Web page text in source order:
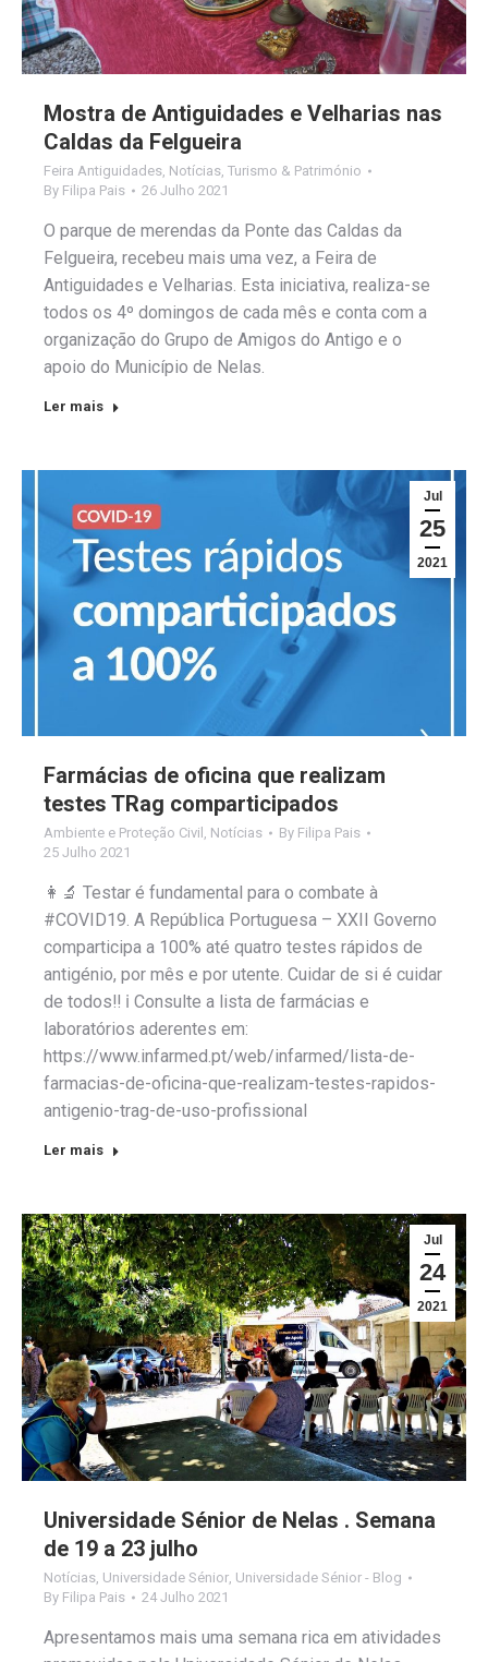
Mostra de Antiguidades e Velharias nas
Caldas da Felgueira
Feira Antiguidades, Notícias, Turismo & Património
By Filipa Pais 26 Julho 2021
O parque de merendas da Ponte das Caldas da
Felgueira, recebeu mais uma vez, a Feira de
Antiguidades e Velharias. Esta iniciativa, realiza-se
todos os 4º domingos de cada mês e conta com a
organização do Grupo de Amigos do Antigo e o
apoio do Município de Nelas.
Ler mais
Jul
25
2021
Farmácias de oficina que realizam
testes TRag comparticipados
Ambiente e Proteção Civil , Notícias By Filipa Pais
25 Julho 2021
👩‍🔬 Testar é fundamental para o combate à
#COVID19. A República Portuguesa – XXII Governo
comparticipa a 100% até quatro testes rápidos de
antigénio, por mês e por utente. Cuidar de si é cuidar
de todos‼️ ℹ Consulte a lista de farmácias e
laboratórios aderentes em:
https://www.infarmed.pt/web/infarmed/lista-de-
farmacias-de-oficina-que-realizam-testes-rapidos-
antigenio-trag-de-uso-profissional
Ler mais
Jul
24
2021
Universidade Sénior de Nelas . Semana
de 19 a 23 julho
Notícias Universidade Sénior Universidade Sénior - Blog
By Filipa Pais 24 Julho 2021
Apresentamos mais uma semana rica em atividades